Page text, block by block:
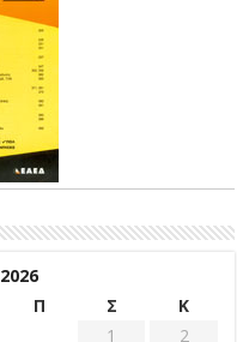
Π Σ
Κ
1
2